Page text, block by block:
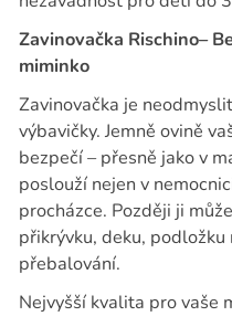
Zavinovačka Rischino–
miminko
Zavinovačka je
výbavičky. Jemně ovině
bezpečí – přesně jako v
poslouží nejen v
procházce. Později ji
přikrývku, deku,
přebalování.
Nejvyšší kvalita pro vaše